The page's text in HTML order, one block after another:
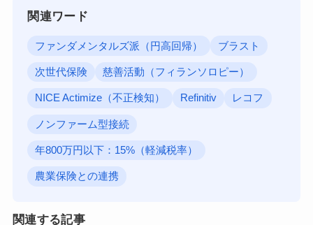
関連ワード
ファンダメンタルズ派（円高回帰） ブラスト
次世代保険 慈善活動（フィランソロピー）
NICE Actimize（不正検知） Refinitiv レコフ
ノンファーム型接続
年800万円以下：15%（軽減税率）
農業保険との連携
関連する記事